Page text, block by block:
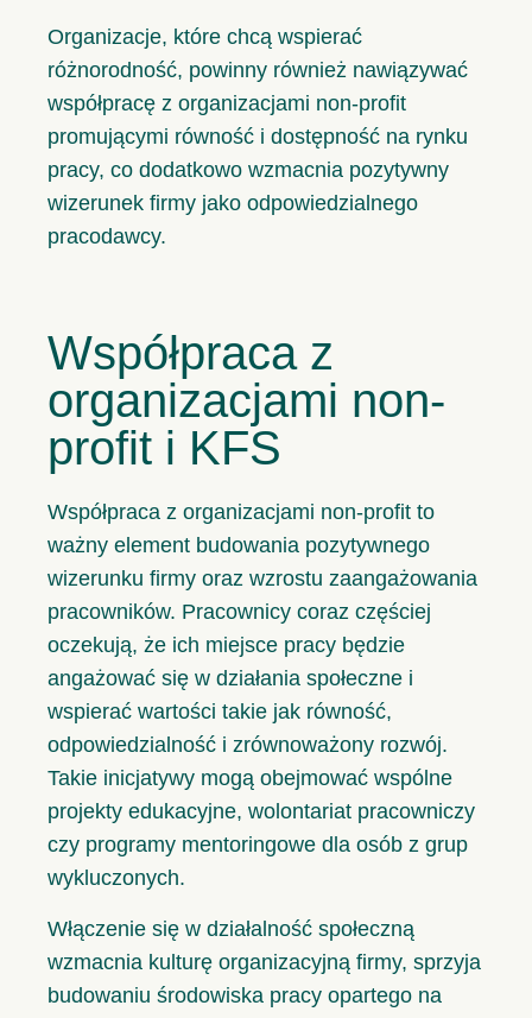
Organizacje, które chcą wspierać
różnorodność, powinny również nawiązywać
współpracę z organizacjami non-profit
promującymi równość i dostępność na rynku
pracy, co dodatkowo wzmacnia pozytywny
wizerunek firmy jako odpowiedzialnego
pracodawcy.
Współpraca z
organizacjami non-
profit i KFS
Współpraca z organizacjami non-profit to
ważny element budowania pozytywnego
wizerunku firmy oraz wzrostu zaangażowania
pracowników. Pracownicy coraz częściej
oczekują, że ich miejsce pracy będzie
angażować się w działania społeczne i
wspierać wartości takie jak równość,
odpowiedzialność i zrównoważony rozwój.
Takie inicjatywy mogą obejmować wspólne
projekty edukacyjne, wolontariat pracowniczy
czy programy mentoringowe dla osób z grup
wykluczonych.
Włączenie się w działalność społeczną
wzmacnia kulturę organizacyjną firmy, sprzyja
budowaniu środowiska pracy opartego na